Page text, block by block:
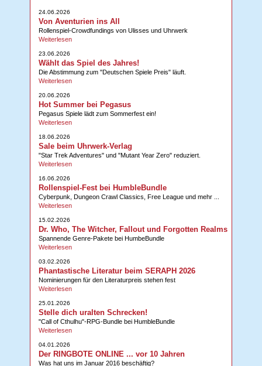
24.06.2026
Von Aventurien ins All
Rollenspiel-Crowdfundings von Ulisses und Uhrwerk
Weiterlesen
23.06.2026
Wählt das Spiel des Jahres!
Die Abstimmung zum "Deutschen Spiele Preis" läuft.
Weiterlesen
20.06.2026
Hot Summer bei Pegasus
Pegasus Spiele lädt zum Sommerfest ein!
Weiterlesen
18.06.2026
Sale beim Uhrwerk-Verlag
"Star Trek Adventures" und "Mutant Year Zero" reduziert.
Weiterlesen
16.06.2026
Rollenspiel-Fest bei HumbleBundle
Cyberpunk, Dungeon Crawl Classics, Free League und mehr ...
Weiterlesen
15.02.2026
Dr. Who, The Witcher, Fallout und Forgotten Realms
Spannende Genre-Pakete bei HumbeBundle
Weiterlesen
03.02.2026
Phantastische Literatur beim SERAPH 2026
Nominierungen für den Literaturpreis stehen fest
Weiterlesen
25.01.2026
Stelle dich uralten Schrecken!
"Call of Cthulhu"-RPG-Bundle bei HumbleBundle
Weiterlesen
04.01.2026
Der RINGBOTE ONLINE ... vor 10 Jahren
Was hat uns im Januar 2016 beschäftig?